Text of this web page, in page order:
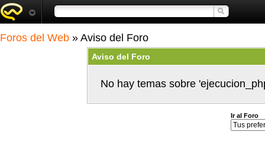
Foros del Web » Aviso del Foro
Aviso del Foro
No hay temas sobre
Ir al Foro